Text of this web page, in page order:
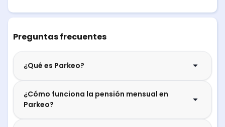
Preguntas frecuentes
¿Qué es Parkeo?
¿Cómo funciona la pensión mensual en
Parkeo?